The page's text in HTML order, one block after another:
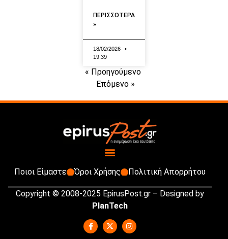
ΠΕΡΙΣΣΟΤΕΡΑ
»
18/02/2026
19:39
« Προηγούμενο
Επόμενο »
Ποιοι Είμαστε Όροι Χρήσης Πολιτική Απορρήτου
Copyright © 2008-2025 EpirusPost.gr – Designed by
PlanTech